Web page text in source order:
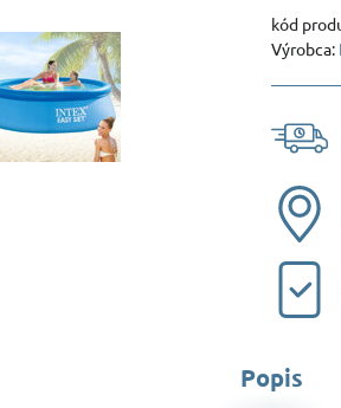
kód
Výrobca:
Popis